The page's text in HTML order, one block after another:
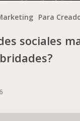
Para
sociales